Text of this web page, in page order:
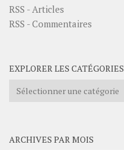
RSS - Articles
RSS - Commentaires
EXPLORER LES CATÉGORIES
Explorer
ARCHIVES PAR MOIS